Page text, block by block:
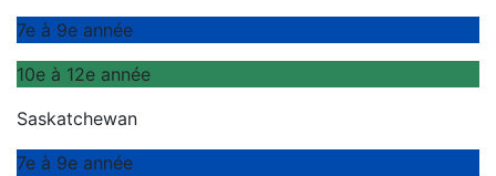
7e à 9e année
10e à 12e année
Saskatchewan
7e à 9e année